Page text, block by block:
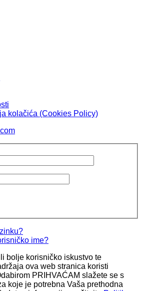
kolačića (Cookies Policy)
ime?
bolje korisničko iskustvo te
ova web stranica koristi
PRIHVAĆAM slažete se s
koje je potrebna Vaša prethodna